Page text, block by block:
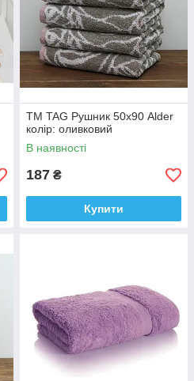
ТМ TAG Рушник 50х90 Alder
колір: оливковий
В наявності
187 ₴
Купити